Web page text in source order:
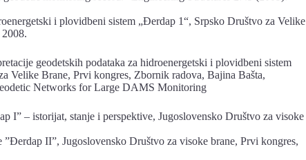
i plovidbeni sistem „Đerdap 1“, Srpsko Društvo za Velike
geodetskih podataka za hidroenergetski i plovidbeni sistem
Velike Brane, Prvi kongres, Zbornik radova, Bajina Bašta,
Networks for Large DAMS Monitoring
I” – istorijat, stanje i perspektive, Jugoslovensko Društvo za visoke
II”, Jugoslovensko Društvo za visoke brane, Prvi kongres,